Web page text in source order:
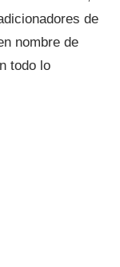
de
nombre de
todo lo